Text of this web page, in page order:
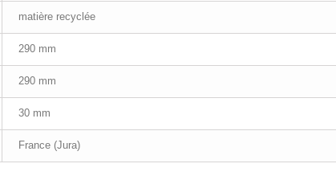
matière recyclée
290 mm
290 mm
30 mm
France (Jura)